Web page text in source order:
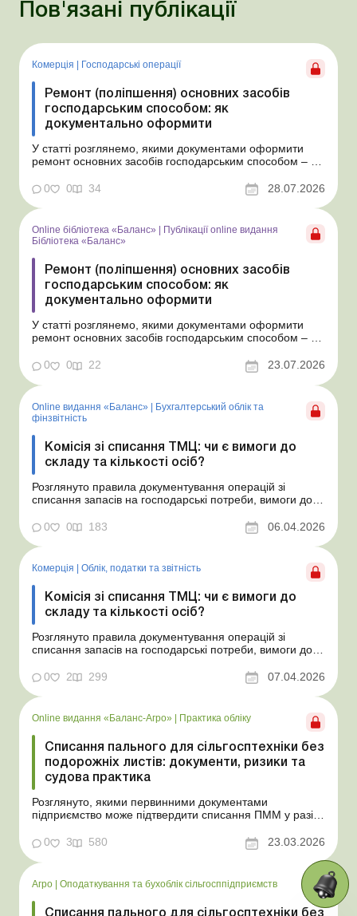
Пов'язані публікації
Комерція Господарські операції
Ремонт (поліпшення) основних засобів
господарським способом: як
документально оформити
У статті розглянемо, якими документами оформити
ремонт основних засобів господарським способом – від
замовлення, відомості про виконання робіт, звіту про
відремонтованого об’єкта. Основні засоби: ремонти, ...
0 0 34 28.07.2026
Online бібліотека «Баланс»
Публікації online видання
Бібліотека «Баланс»
Ремонт (поліпшення) основних засобів
господарським способом: як
документально оформити
У статті розглянемо, якими документами оформити
ремонт основних засобів господарським способом – від
замовлення, відомості про виконання робіт, звіту про
відремонтованого об’єкта. Бібліотека Баланс № 14 ...
0 0 22 23.07.2026
Online видання «Баланс» | Бухгалтерський облік та
фінзвітність
Комісія зі списання ТМЦ: чи є вимоги до
складу та кількості осіб?
Розглянуто правила документування операцій зі
списання запасів на господарські потреби, вимоги до
всі члени комісії мають підписати акт. Баланс № 14 від
7 квітня 2026 року Ситуація. На підприємстві є наказ
про постійну комісію зі списання ТМЦ ...
0 0 183 06.04.2026
Комерція Облік, податки та звiтнiсть
Комісія зі списання ТМЦ: чи є вимоги до
складу та кількості осіб?
Розглянуто правила документування операцій зі
списання запасів на господарські потреби, вимоги до
всі члени комісії мають підписати акт. Ситуація. На
підприємстві є наказ про постійну комісію зі списання
ТМЦ у складі шести осіб. У самому акті на...
0 2 299 07.04.2026
Online видання «Баланс-Агро» Практика обліку
Списання пального для сільгосптехніки без
подорожніх листів: документи, ризики та
судова практика
Розглянуто, якими первинними документами
підприємство може підтвердити списання ПММ у разі,
організувати документообіг і підготуватися до
податкової перевірки. Баланс-Агро № 12 від 24
березня 2026 року Тваринницьке підприємство має
вантажний автомобіль ...
0 3 580 23.03.2026
Агро | Оподаткування та бухоблік сільгосппідприємств
Списання пального для сільгосптехніки без